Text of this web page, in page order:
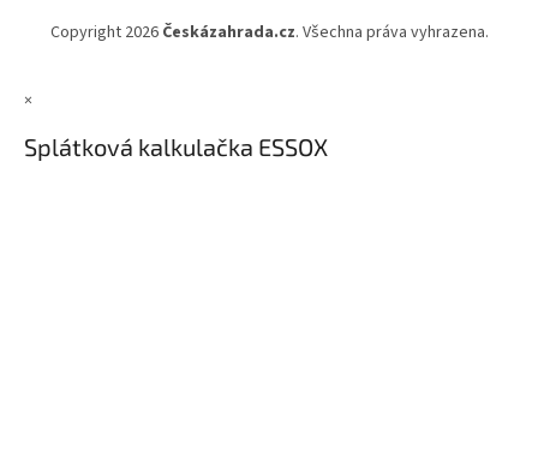
Copyright 2026 Českázahrada.cz. Všechna práva vyhrazena.
×
Splátková kalkulačka ESSOX